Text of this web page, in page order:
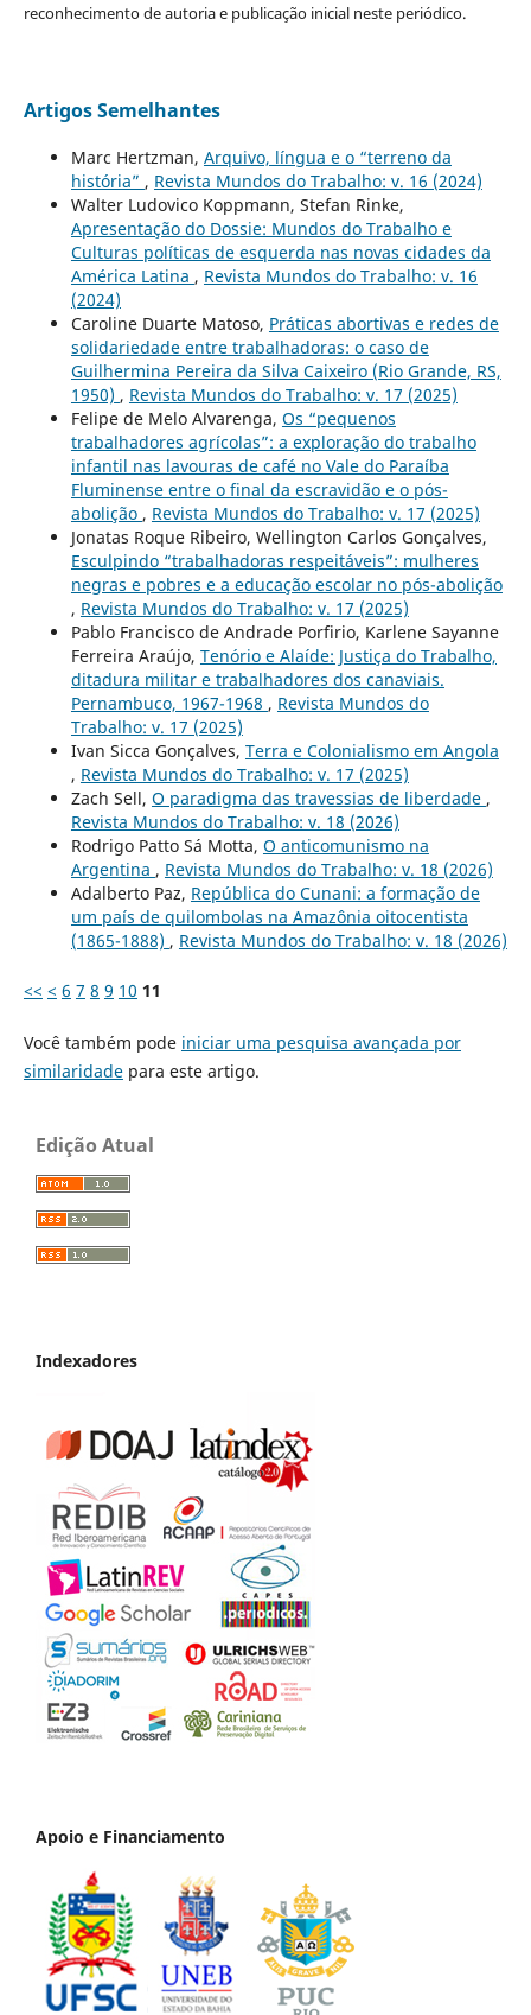
reconhecimento de autoria e publicação inicial neste periódico.
Artigos Semelhantes
Marc Hertzman, Arquivo, língua e o “terreno da
história” , Revista Mundos do Trabalho: v. 16 (2024)
Walter Ludovico Koppmann, Stefan Rinke,
Apresentação do Dossie: Mundos do Trabalho e
Culturas políticas de esquerda nas novas cidades da
América Latina , Revista Mundos do Trabalho: v. 16
(2024)
Caroline Duarte Matoso, Práticas abortivas e redes de
solidariedade entre trabalhadoras: o caso de
Guilhermina Pereira da Silva Caixeiro (Rio Grande, RS,
1950) , Revista Mundos do Trabalho: v. 17 (2025)
Felipe de Melo Alvarenga, Os “pequenos
trabalhadores agrícolas”: a exploração do trabalho
infantil nas lavouras de café no Vale do Paraíba
Fluminense entre o final da escravidão e o pós-
abolição , Revista Mundos do Trabalho: v. 17 (2025)
Jonatas Roque Ribeiro, Wellington Carlos Gonçalves,
Esculpindo “trabalhadoras respeitáveis”: mulheres
negras e pobres e a educação escolar no pós-abolição
, Revista Mundos do Trabalho: v. 17 (2025)
Pablo Francisco de Andrade Porfirio, Karlene Sayanne
Ferreira Araújo, Tenório e Alaíde: Justiça do Trabalho,
ditadura militar e trabalhadores dos canaviais.
Pernambuco, 1967-1968 , Revista Mundos do
Trabalho: v. 17 (2025)
Ivan Sicca Gonçalves, Terra e Colonialismo em Angola
, Revista Mundos do Trabalho: v. 17 (2025)
Zach Sell, O paradigma das travessias de liberdade ,
Revista Mundos do Trabalho: v. 18 (2026)
Rodrigo Patto Sá Motta, O anticomunismo na
Argentina , Revista Mundos do Trabalho: v. 18 (2026)
Adalberto Paz, República do Cunani: a formação de
um país de quilombolas na Amazônia oitocentista
(1865-1888) , Revista Mundos do Trabalho: v. 18 (2026)
<< < 6 7 8 9 10 11
Você também pode iniciar uma pesquisa avançada por
similaridadepara este artigo.
Edição Atual
Indexadores
Apoio e Financiamento